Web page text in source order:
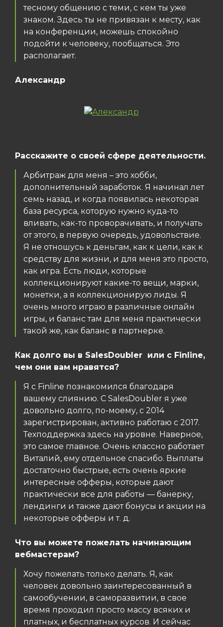
тесному общению с теми, с кем ты уже
знаком. Здесь ты не привязан к месту, как
на конференции, можешь спокойно
подойти к человеку, пообщаться. Это
располагает.
Александр
Расскажите о своей сфере деятельности.
Арбитраж для меня – это хобби,
дополнительный заработок. Я начинал лет
семь назад, и когда появилась некоторая
база ресурса, которую нужно куда-то
вливать, как-то проворачивать, и получать
от этого, в первую очередь, удовольствие.
Я не отношусь к деньгам, как к цели, как к
средству для жизни, и для меня это просто,
как игра. Есть люди, которые
коллекционируют какие-то вещи, марки,
монетки, а я коллекционирую лиды. Я
очень много играю в различные онлайн
игры, и баланс там для меня практически
такой же, как баланс в партнерке.
Как долго вы в SalesDoubler или с Finline,
чем они вам нравятся?
Я с Finline познакомился благодаря
вашему слиянию. С SalesDoubler я уже
довольно долго, по-моему, с 2014
зарегистрирован, активно работаю с 2017.
Техподдержка здесь на уровне. Наверное,
это самое главное. Очень классно работает
Виталий, ему отдельное спасибо. Выплаты
достаточно быстрые, есть очень яркие
интересные офферы, которые дают
практически все для работы — банерку,
лендинги и также дают бонусы и акции на
некоторые офферы и т. д.
Что вы можете пожелать начинающим
вебмастерам?
Хочу пожелать только делать. Я, как
человек довольно заинтересованный в
самообучении, в саморазвитии, в свое
время проходил просто массу всяких и
платных, и бесплатных курсов. И сейчас